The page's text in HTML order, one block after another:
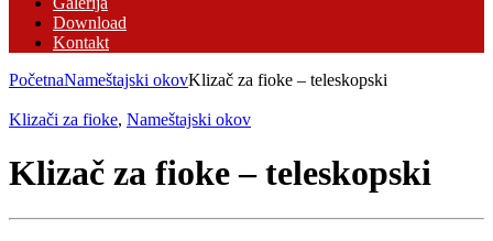
Download
Kontakt
PočetnaNameštajski okovKlizač za fioke – teleskopski
Klizači za fioke, Nameštajski okov
Klizač za fioke – teleskopski